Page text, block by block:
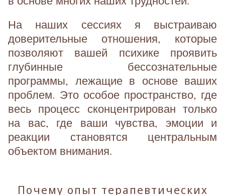
На наших сессиях я выстраиваю
доверительные отношения, которые
позволяют вашей психике проявить
глубинные бессознательные
программы, лежащие в основе ваших
проблем. Это особое пространство, где
весь процесс сконцентрирован только
на вас, где ваши чувства, эмоции и
реакции становятся центральным
объектом внимания.
Почему опыт терапевтических